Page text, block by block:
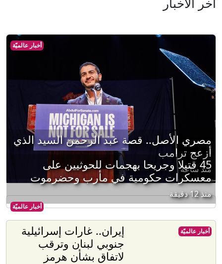
أخبار عالميّة
مصري الأصل.. قصة عبد الرحمن السيد الذي
أزعج ترامب
منذ ساعة
أخبار عالميّة
45 قتيلا وجريحا بهجمات للحوثيين على
معسكرات حكومية في مأرب وحضرموت
منذ 12 دقيقة
إيران.. غارات إسرائيلية
جنوبي لبنان وترقب
لاتفاق بشأن هرمز
أخبار عالميّة